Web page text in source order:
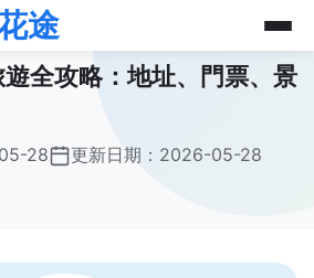
途
全攻略：地址、門票、景
28 更新日期： 2026-05-28